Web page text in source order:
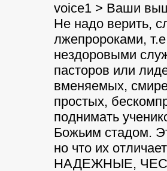
voice1 > Ваши
Не надо верить,
лжепророками,
нездоровыми
пасторов или
вменяемых,
простых,
поднимать
Божьим стадом.
но что их
НАДЕЖНЫЕ,